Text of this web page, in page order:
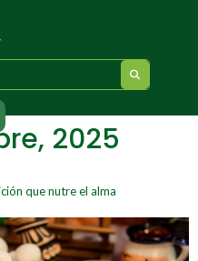
2025
que nutre el alma